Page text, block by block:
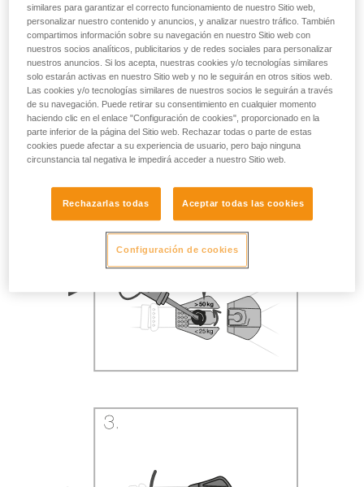
similares para garantizar el correcto funcionamiento de nuestro Sitio web,
personalizar nuestro contenido y anuncios, y analizar nuestro tráfico. También
compartimos información sobre su navegación en nuestro Sitio web con
nuestros socios analíticos, publicitarios y de redes sociales para personalizar
nuestros anuncios. Si los acepta, nuestras cookies y/o tecnologías similares
solo estarán activas en nuestro Sitio web y no le seguirán en otros sitios web.
Las cookies y/o tecnologías similares de nuestros socios le seguirán a través
de su navegación. Puede retirar su consentimiento en cualquier momento
haciendo clic en el enlace "Configuración de cookies", proporcionado en la
parte inferior de la página del Sitio web. Rechazar todas o parte de estas
cookies puede afectar a su experiencia de usuario, pero bajo ninguna
circunstancia tal negativa le impedirá acceder a nuestro Sitio web.
Rechazarlas todas Aceptar todas las cookies
Configuración de cookies